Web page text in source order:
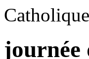
journée